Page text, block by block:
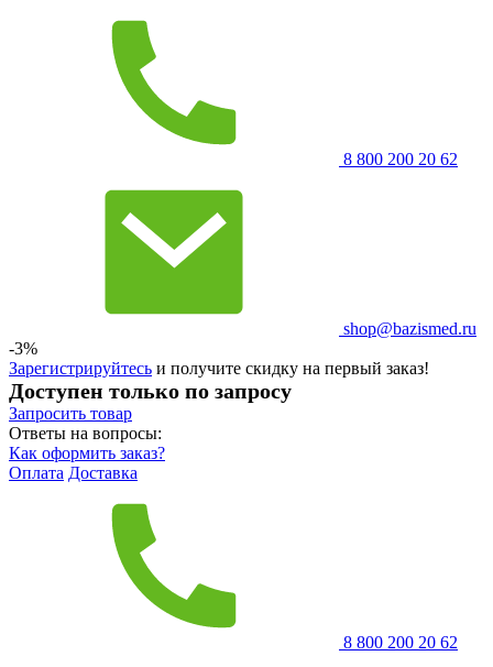
8 800 200 20 62
shop@bazismed.ru
-3%
Зарегистрируйтесь и получите скидку на первый заказ!
Доступен только по запросу
Запросить товар
Ответы на вопросы:
Как оформить заказ?
Оплата Доставка
8 800 200 20 62